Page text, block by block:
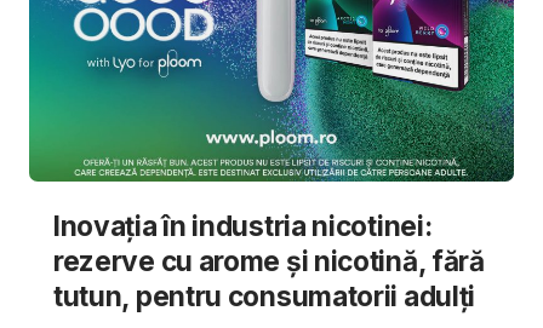
Inovația în industria nicotinei:
rezerve cu arome și nicotină, fără
tutun, pentru consumatorii adulți